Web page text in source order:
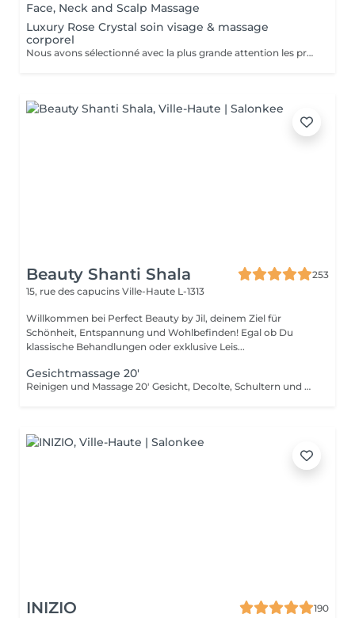
Face, Neck and Scalp Massage
Luxury Rose Crystal soin visage & massage
corporel
Nous avons sélectionné avec la plus grande attention les produits lauréats Organic Pharmacy, pour faire de votre rituel spa un moment luxueux et unique. Ces soins pour la peau et bien-être du corps portent cette expérience à un tout autre niveau. Des ingrédients entièrement biologiques sont utilisés pour étancher la soif d'hydratation, de purification et de nutrition de votre peau. Pendant ce moment de détente et de sérénité, laissez-vous choyer par un massage facial par drainage lymphatique aux cristaux de rose, et retrouvez un visage plus sculpté et un teint rosé et éclatant. Le massage corporel qui accompagne ce soin en fait une expérience zen totale.
Beauty Shanti Shala
253
15, rue des capucins Ville-Haute L-1313
Willkommen bei Perfect Beauty by Jil, deinem Ziel für
Schönheit, Entspannung und Wohlbefinden! Egal ob Du
klassische Behandlungen oder exklusive Leis...
Gesichtmassage 20'
Reinigen und Massage 20' Gesicht, Decolte, Schultern und Arme
INIZIO
190